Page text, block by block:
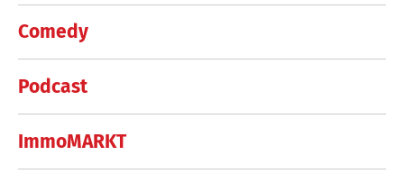
Comedy
Podcast
ImmoMARKT